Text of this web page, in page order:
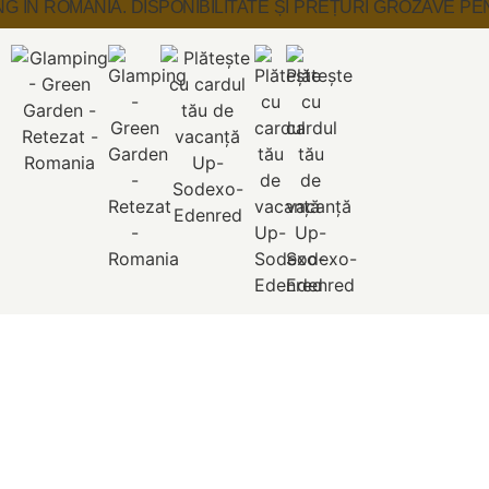
ÎN ROMANIA. DISPONIBILITATE ȘI PREȚURI GROZAVE